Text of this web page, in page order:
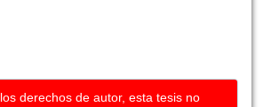
derechos de autor, esta tesis no